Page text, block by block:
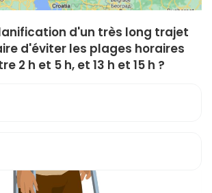
d'un très long trajet
d'éviter les plages horaires
2 h et 5 h, et 13 h et 15 h ?